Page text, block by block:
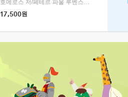
호메로스 저/페테르 파울 루벤스 그림/박문재 역
17,500원